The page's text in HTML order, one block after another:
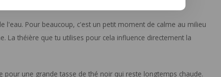
l'eau. Pour beaucoup, c'est un petit moment de calme au milieu
La théière que tu utilises pour cela influence directement la
pour une grande tasse de thé noir qui reste longtemps chaude.